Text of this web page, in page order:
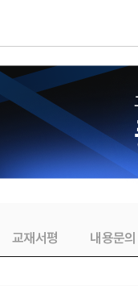
교재서평 내용문의